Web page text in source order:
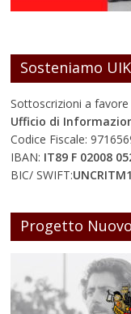
Sosteniamo
Sottoscrizioni a favore
Ufficio di
Codice Fiscale:
IBAN: IT89 F 02008
BIC/ SWIFT:
Progetto